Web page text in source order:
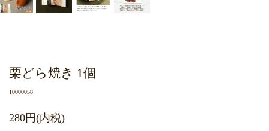
栗どら焼き 1個
10000058
280円(内税)